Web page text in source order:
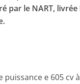
par le NART,
puissance e 605